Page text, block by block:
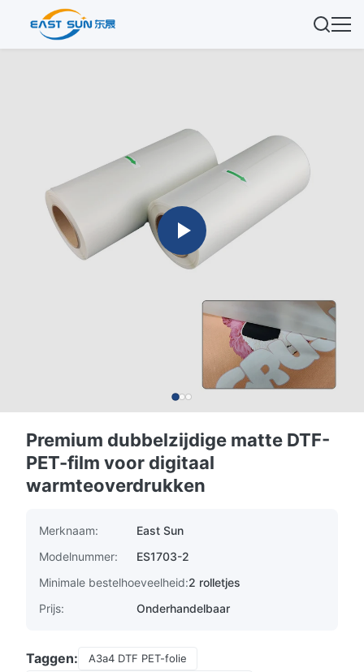
Premium dubbelzijdige matte DTF-
PET-film voor digitaal
warmteoverdrukken
Merknaam:
East Sun
Modelnummer:
ES1703-2
Minimale bestelhoeveelheid:2 rolletjes
Prijs:
Onderhandelbaar
Taggen:
A3a4 DTF PET-folie